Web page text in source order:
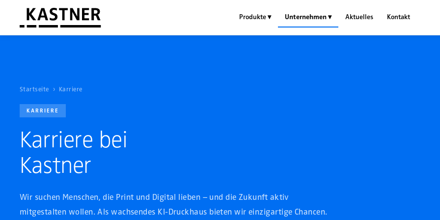
Produkte ▾ Unternehmen ▾ Aktuelles Kontakt
Startseite › Karriere
KARRIERE
Karriere bei
Kastner
Wir suchen Menschen, die Print und Digital lieben – und die Zukunft aktiv
mitgestalten wollen. Als wachsendes KI-Druckhaus bieten wir einzigartige Chancen.